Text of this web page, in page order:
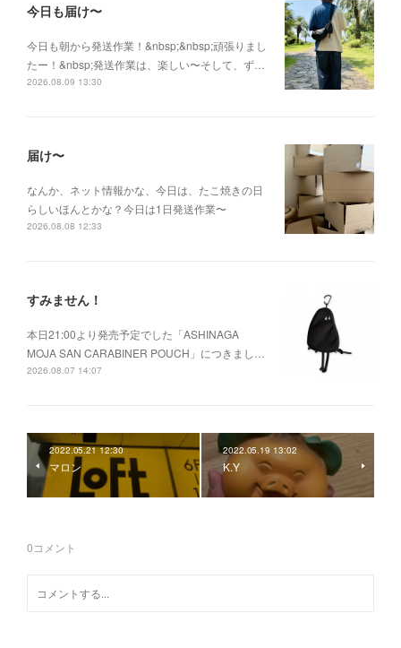
今日も届け〜
今日も朝から発送作業！&nbsp;&nbsp;頑張りまし
たー！&nbsp;発送作業は、楽しい〜そして、ず…
2026.08.09 13:30
届け〜
なんか、ネット情報かな、今日は、たこ焼きの日
らしいほんとかな？今日は1日発送作業〜
2026.08.08 12:33
すみません！
本日21:00より発売予定でした「ASHINAGA
MOJA SAN CARABINER POUCH」につきまし…
2026.08.07 14:07
2022.05.21 12:30
マロン
2022.05.19 13:02
K.Y
0コメント